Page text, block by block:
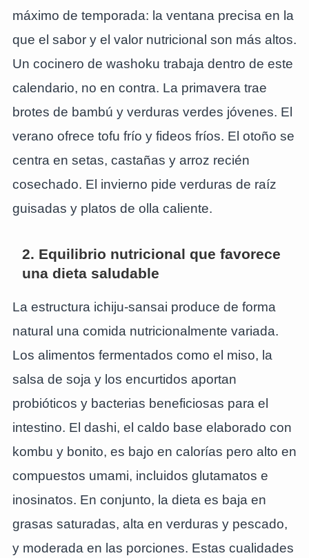
máximo de temporada: la ventana precisa en la
que el sabor y el valor nutricional son más altos.
Un cocinero de washoku trabaja dentro de este
calendario, no en contra. La primavera trae
brotes de bambú y verduras verdes jóvenes. El
verano ofrece tofu frío y fideos fríos. El otoño se
centra en setas, castañas y arroz recién
cosechado. El invierno pide verduras de raíz
guisadas y platos de olla caliente.
2. Equilibrio nutricional que favorece
una dieta saludable
La estructura ichiju-sansai produce de forma
natural una comida nutricionalmente variada.
Los alimentos fermentados como el miso, la
salsa de soja y los encurtidos aportan
probióticos y bacterias beneficiosas para el
intestino. El dashi, el caldo base elaborado con
kombu y bonito, es bajo en calorías pero alto en
compuestos umami, incluidos glutamatos e
inosinatos. En conjunto, la dieta es baja en
grasas saturadas, alta en verduras y pescado,
y moderada en las porciones. Estas cualidades